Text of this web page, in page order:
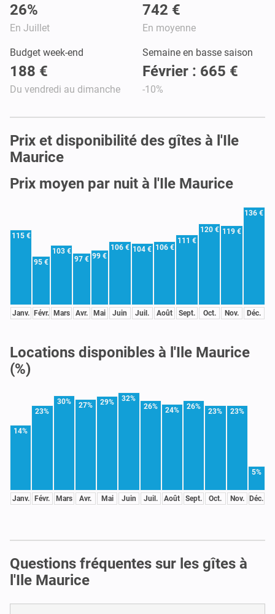
26%
En Juillet
742 €
En moyenne
Budget week-end
188 €
Du vendredi au dimanche
Semaine en basse saison
Février : 665 €
-10%
Prix et disponibilité des gîtes à l'Ile
Maurice
Prix moyen par nuit à l'Ile Maurice
115 €
Janv.
95 €
Févr.
103 €
Mars
97 €
Avr.
99 €
Mai
106 €
Juin
104 €
Juil.
106 €
Août
111 €
Sept.
120 €
Oct.
119 €
Nov.
136 €
Déc.
Locations disponibles à l'Ile Maurice
(%)
14%
Janv.
23%
Févr.
30%
Mars
27%
Avr.
29%
Mai
32%
Juin
26%
Juil.
24%
Août
26%
Sept.
23%
Oct.
23%
Nov.
5%
Déc.
Questions fréquentes sur les gîtes à
l'Ile Maurice